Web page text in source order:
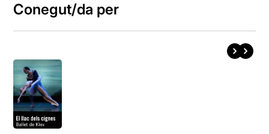
Conegut/da per